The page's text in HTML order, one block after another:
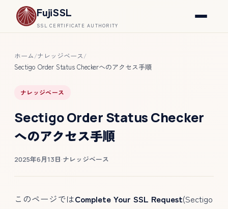
FujiSSL
SSL CERTIFICATE AUTHORITY
ホーム/ナレッジベース/
Sectigo Order Status Checkerへのアクセス手順
ナレッジベース
Sectigo Order Status Checker
へのアクセス手順
2025年6月13日·ナレッジベース
このページではComplete Your SSL Request(Sectigo